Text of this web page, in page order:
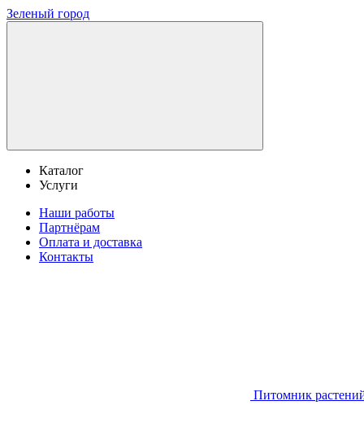
Зеленый город
Каталог
Услуги
Наши работы
Партнёрам
Оплата и доставка
Контакты
Питомник